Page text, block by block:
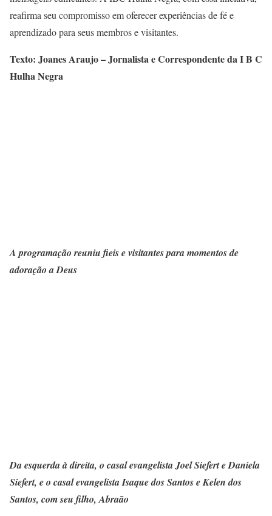
reafirma seu compromisso em oferecer experiências de fé e
aprendizado para seus membros e visitantes.
Texto: Joanes Araujo – Jornalista e Correspondente da I B C
Hulha Negra
A programação reuniu fieis e visitantes para momentos de
adoração a Deus
Da esquerda à direita, o casal evangelista Joel Siefert e Daniela
Siefert, e o casal evangelista Isaque dos Santos e Kelen dos
Santos, com seu filho, Abraão